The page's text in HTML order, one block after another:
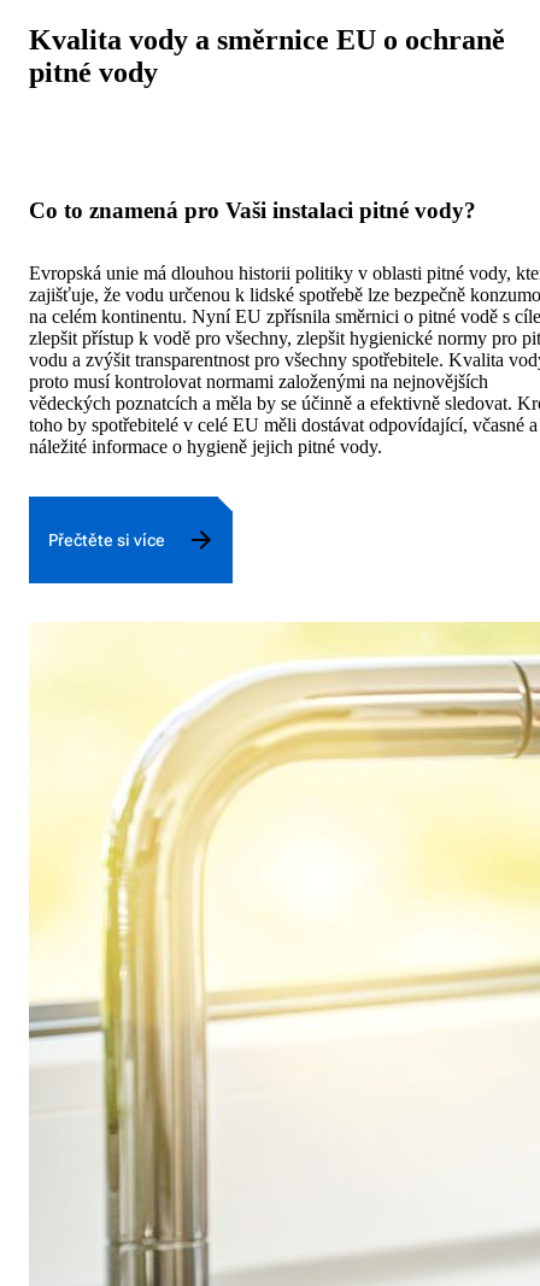
Kvalita vody a směrnice EU o ochraně
pitné vody
Co to znamená pro Vaši instalaci pitné vody?
Evropská unie má dlouhou historii politiky v oblasti pitné vody,
zajišťuje, že vodu určenou k lidské spotřebě lze bezpečně
na celém kontinentu. Nyní EU zpřísnila směrnici o pitné vodě s
zlepšit přístup k vodě pro všechny, zlepšit hygienické normy pro
vodu a zvýšit transparentnost pro všechny spotřebitele. Kvalita
proto musí kontrolovat normami založenými na nejnovějších
vědeckých poznatcích a měla by se účinně a efektivně sledovat.
toho by spotřebitelé v celé EU měli dostávat odpovídající, včasné a
náležité informace o hygieně jejich pitné vody.
Přečtěte si více